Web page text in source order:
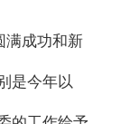
成功和新
是今年以